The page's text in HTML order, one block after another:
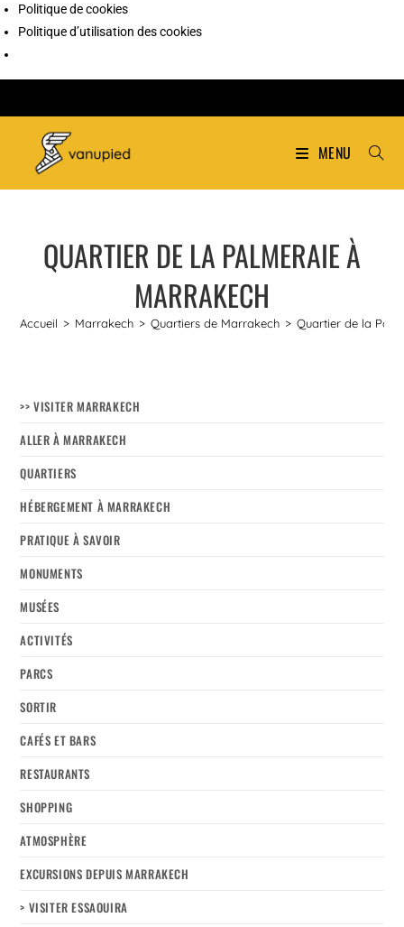
Politique de cookies
Politique d’utilisation des cookies
MENU
QUARTIER DE LA PALMERAIE À
MARRAKECH
Accueil > Marrakech > Quartiers de Marrakech > Quartier de la
>> VISITER MARRAKECH
ALLER À MARRAKECH
QUARTIERS
HÉBERGEMENT À MARRAKECH
PRATIQUE À SAVOIR
MONUMENTS
MUSÉES
ACTIVITÉS
PARCS
SORTIR
CAFÉS ET BARS
RESTAURANTS
SHOPPING
ATMOSPHÈRE
EXCURSIONS DEPUIS MARRAKECH
> VISITER ESSAOUIRA